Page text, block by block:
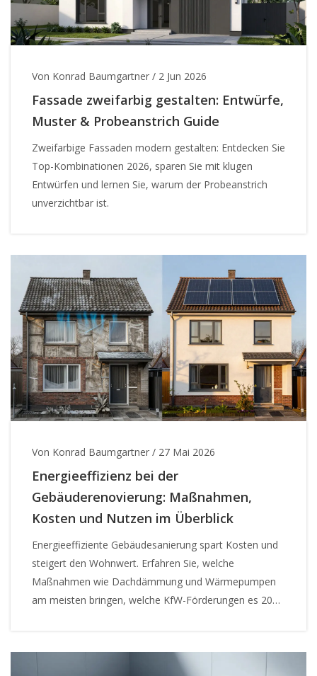
Von Konrad Baumgartner / 2 Jun 2026
Fassade zweifarbig gestalten: Entwürfe,
Muster & Probeanstrich Guide
Zweifarbige Fassaden modern gestalten: Entdecken Sie
Top-Kombinationen 2026, sparen Sie mit klugen
Entwürfen und lernen Sie, warum der Probeanstrich
unverzichtbar ist.
Von Konrad Baumgartner / 27 Mai 2026
Energieeffizienz bei der
Gebäuderenovierung: Maßnahmen,
Kosten und Nutzen im Überblick
Energieeffiziente Gebäudesanierung spart Kosten und
steigert den Wohnwert. Erfahren Sie, welche
Maßnahmen wie Dachdämmung und Wärmepumpen
am meisten bringen, welche KfW-Förderungen es 2026